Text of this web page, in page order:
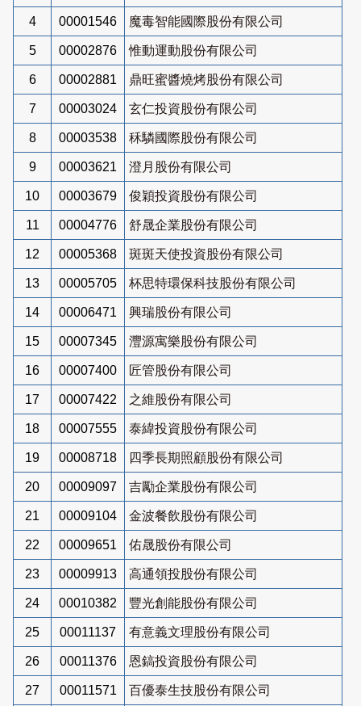
4 00001546 魔毒智能國際股份有限公司
5 00002876 惟動運動股份有限公司
6 00002881 鼎旺蜜醬燒烤股份有限公司
7 00003024 玄仁投資股份有限公司
8 00003538 秝驎國際股份有限公司
9 00003621 澄月股份有限公司
10 00003679 俊穎投資股份有限公司
11 00004776 舒晟企業股份有限公司
12 00005368 斑斑天使投資股份有限公司
13 00005705 杯思特環保科技股份有限公司
14 00006471 興瑞股份有限公司
15 00007345 灃源寓樂股份有限公司
16 00007400 匠管股份有限公司
17 00007422 之維股份有限公司
18 00007555 泰緯投資股份有限公司
19 00008718 四季長期照顧股份有限公司
20 00009097 吉勵企業股份有限公司
21 00009104 金波餐飲股份有限公司
22 00009651 佑晟股份有限公司
23 00009913 高通領投股份有限公司
24 00010382 豐光創能股份有限公司
25 00011137 有意義文理股份有限公司
26 00011376 恩鎬投資股份有限公司
27 00011571 百優泰生技股份有限公司